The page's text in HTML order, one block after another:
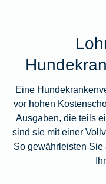
Eine
vor hohen
Ausgaben, die teils
sind sie mit einer
So gewährleisten